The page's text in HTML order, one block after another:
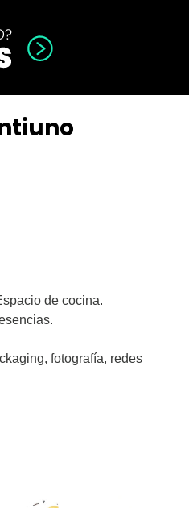
tiuno
de cocina.
fotografía, redes